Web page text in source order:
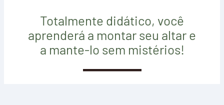
Totalmente didático, você
aprenderá a montar seu altar e
a mante-lo sem mistérios!